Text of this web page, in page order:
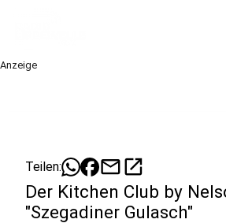
Anzeige
Teilen: mailopen_in_new
Der Kitchen Club by
"Szegadiner Gulasch"